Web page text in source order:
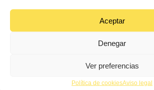
Aceptar
Denegar
Ver preferencias
Política de cookiesAviso legal
170 ml Zumo de Naranja
100 g Arroz variedad Senia